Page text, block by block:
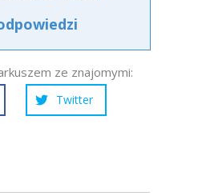
ze znajomymi:
Twitter